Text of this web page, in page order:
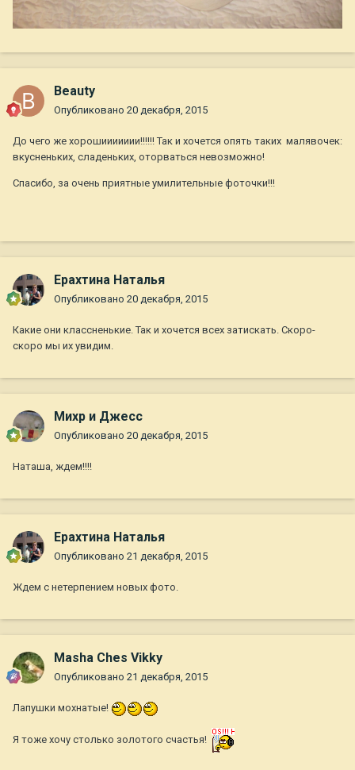
Beauty
Опубликовано 20 декабря, 2015
До чего же хорошиииииии!!!!!! Так и хочется опять таких малявочек:
вкусненьких, сладеньких, оторваться невозможно!
Спасибо, за очень приятные умилительные фоточки!!!
Ерахтина Наталья
Опубликовано 20 декабря, 2015
Какие они классненькие. Так и хочется всех затискать. Скоро-
скоро мы их увидим.
Михр и Джесс
Опубликовано 20 декабря, 2015
Наташа, ждем!!!!
Ерахтина Наталья
Опубликовано 21 декабря, 2015
Ждем с нетерпением новых фото.
Masha Ches Vikky
Опубликовано 21 декабря, 2015
Лапушки мохнатые!
Я тоже хочу столько золотого счастья!